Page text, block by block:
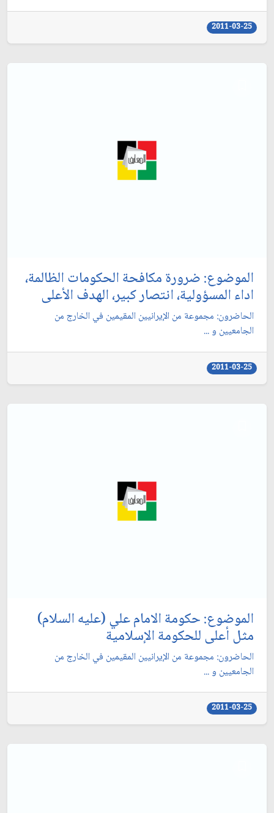
2011-03-25
الموضوع: ضرورة مكافحة الحكومات الظالمة،
اداء المسؤولية، انتصار كبير، الهدف الأعلى
الحاضرون: مجموعة من الإيرانيين المقيمين في الخارج من
الجامعيين و ...
2011-03-25
الموضوع: حكومة الامام علي (عليه السلام)
مثل أعلى للحكومة الإسلامية
الحاضرون: مجموعة من الإيرانيين المقيمين في الخارج من
الجامعيين و ...
2011-03-25